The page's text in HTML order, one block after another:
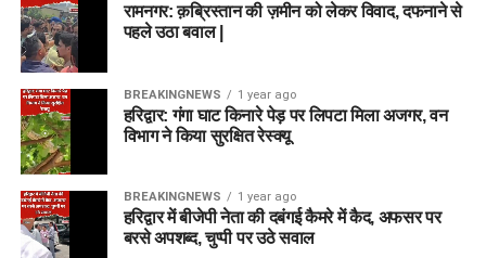
रामनगर: क़ब्रिस्तान की ज़मीन को लेकर विवाद, दफनाने से
पहले उठा बवाल |
BREAKINGNEWS 1 year ago
हरिद्वार: गंगा घाट किनारे पेड़ पर लिपटा मिला अजगर, वन
विभाग ने किया सुरक्षित रेस्क्यू
BREAKINGNEWS 1 year ago
हरिद्वार में बीजेपी नेता की दबंगई कैमरे में कैद, अफसर पर
बरसे अपशब्द, चुप्पी पर उठे सवाल